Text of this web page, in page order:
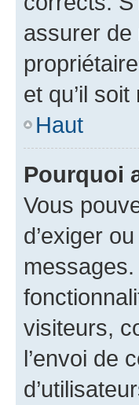
assurer de
et qu’il
Haut
Pourquoi
Vous
d’exiger
visiteurs,
l’envoi de